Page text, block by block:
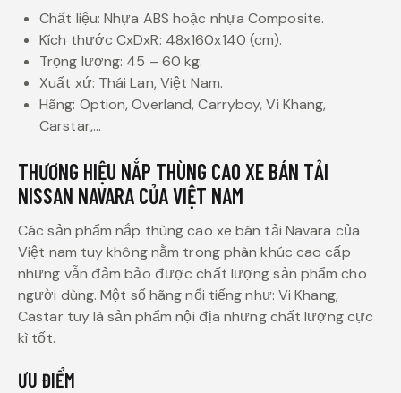
Chất liệu: Nhựa ABS hoặc nhựa Composite.
Kích thước CxDxR: 48x160x140 (cm).
Trọng lượng: 45 – 60 kg.
Xuất xứ: Thái Lan, Việt Nam.
Hãng: Option, Overland, Carryboy, Vi Khang,
Carstar,…
THƯƠNG HIỆU NẮP THÙNG CAO XE BÁN TẢI
NISSAN NAVARA CỦA VIỆT NAM
Các sản phẩm nắp thùng cao xe bán tải Navara của
Việt nam tuy không nằm trong phân khúc cao cấp
nhưng vẫn đảm bảo được chất lượng sản phẩm cho
người dùng. Một số hãng nổi tiếng như: Vi Khang,
Castar tuy là sản phẩm nội địa nhưng chất lượng cực
kì tốt.
ƯU ĐIỂM